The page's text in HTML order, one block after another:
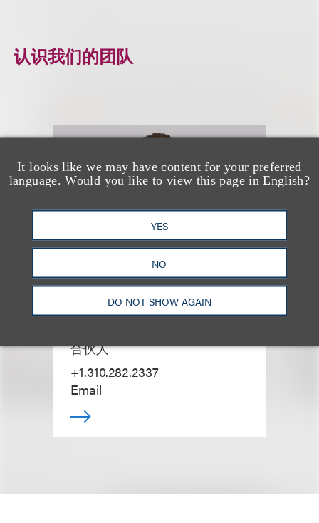
It looks like we may have content for your preferred
language. Would you like to view this page in English?
YES
NO
DO NOT SHOW AGAIN
认识我们的团队
Marc S. Cohen
合伙人
+1.310.282.2337
Email